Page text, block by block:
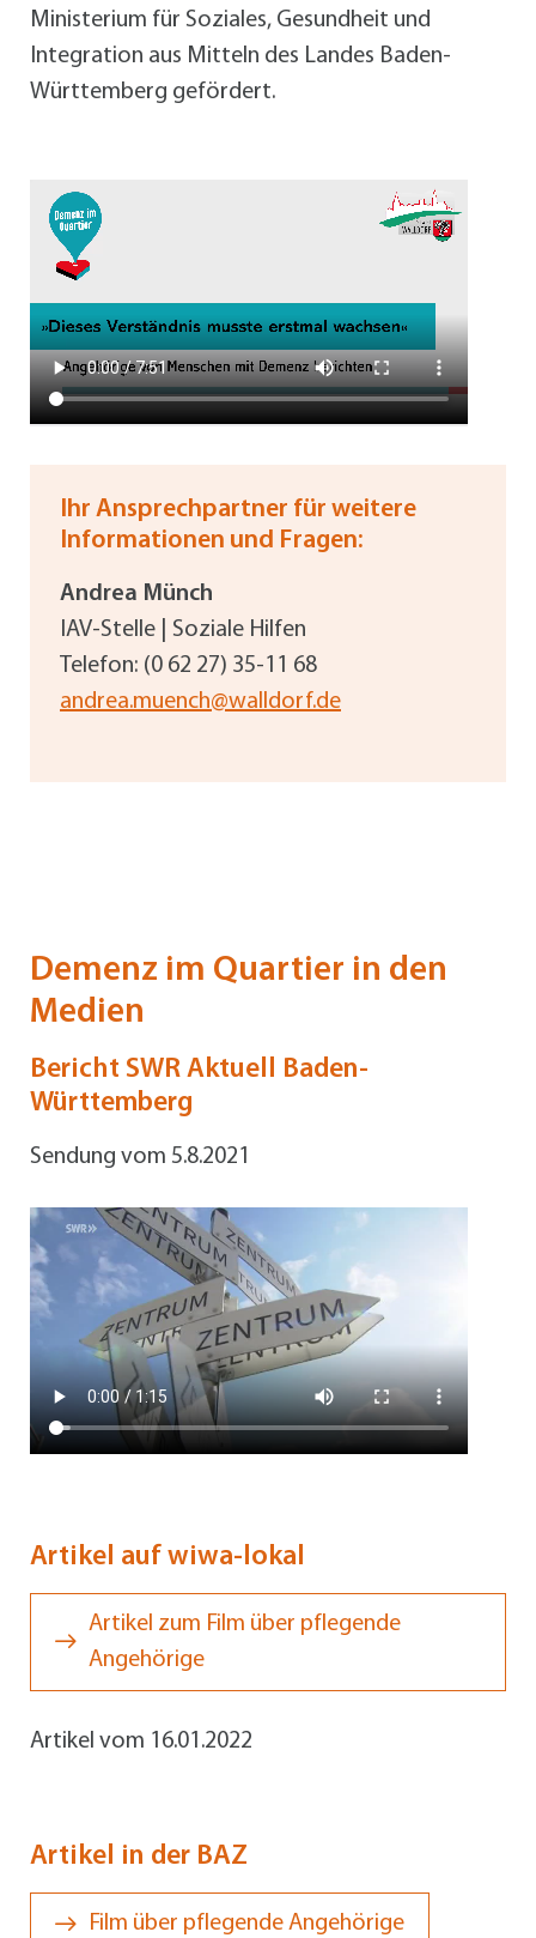
Ministerium für Soziales, Gesundheit und
Integration aus Mitteln des Landes Baden-
Württemberg gefördert.
Ihr Ansprechpartner für weitere
Informationen und Fragen:
Andrea Münch
IAV-Stelle | Soziale Hilfen
Telefon: (0 62 27) 35-11 68
andrea.muench@walldorf.de
Demenz im Quartier in den
Medien
Bericht SWR Aktuell Baden-
Württemberg
Sendung vom 5.8.2021
Artikel auf wiwa-lokal
Artikel zum Film über pflegende
Angehörige
Artikel vom 16.01.2022
Artikel in der BAZ
Film über pflegende Angehörige